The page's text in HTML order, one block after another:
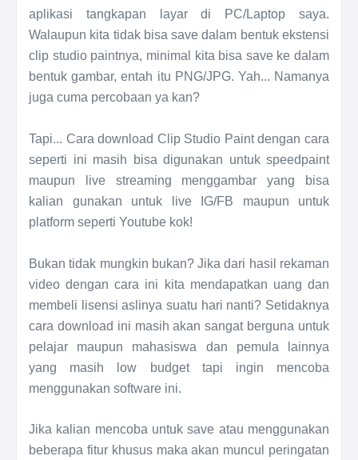
aplikasi tangkapan layar di PC/Laptop saya.
Walaupun kita tidak bisa save dalam bentuk ekstensi
clip studio paintnya, minimal kita bisa save ke dalam
bentuk gambar, entah itu PNG/JPG. Yah... Namanya
juga cuma percobaan ya kan?
Tapi... Cara download Clip Studio Paint dengan cara
seperti ini masih bisa digunakan untuk speedpaint
maupun live streaming menggambar yang bisa
kalian gunakan untuk live IG/FB maupun untuk
platform seperti Youtube kok!
Bukan tidak mungkin bukan? Jika dari hasil rekaman
video dengan cara ini kita mendapatkan uang dan
membeli lisensi aslinya suatu hari nanti? Setidaknya
cara download ini masih akan sangat berguna untuk
pelajar maupun mahasiswa dan pemula lainnya
yang masih low budget tapi ingin mencoba
menggunakan software ini.
Jika kalian mencoba untuk save atau menggunakan
beberapa fitur khusus maka akan muncul peringatan